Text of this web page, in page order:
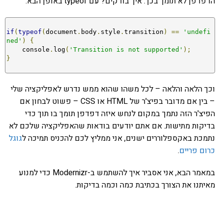
if (typeof (document . body . style . transition ) ==
'undefi
ned' )
{
    console
. log ( 'Transition is not supported' );
}
וכך הלאה והלאה – לכל משהו שהוא ממש נדרש לאפליקציה שלי
– בין אם מדובר בפיצ'ר של HTML או CSS – פשוט לבחון אם
הפיצ'ר הזה נתמך במקום לנחש איזה דפדפן תומך בו תוך כדי
בדיקות מתישות. אם אתם יודעים בודאות שהאפליקציה שלכם לא
נתמכת באקספלוררים ישנים, אני ממליץ לכם להכניס תמיכה לגוגל
כרום פריים.
במאמר הבא, אני אסביר איך להשתמש ב-Modernizr כדי למנוע
מאיתנו את הצורך בכתיבת כמה וכמה בדיקות.